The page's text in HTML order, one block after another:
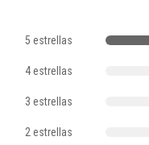
5 estrellas
4 estrellas
3 estrellas
2 estrellas